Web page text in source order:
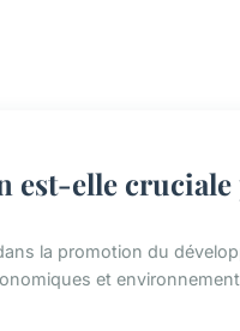
est-elle cruciale
la promotion du
et